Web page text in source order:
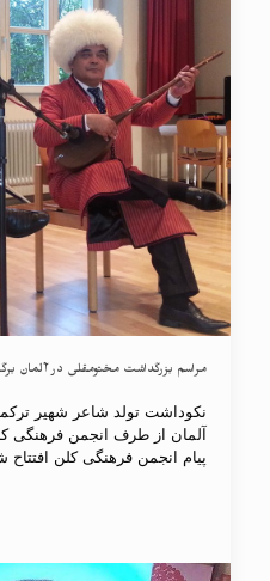
مراسم بزرگداشت مختومقلی در آلمان
نکوداشت تولد شاعر شهیر
آلمان از طرف انجمن فرهنگی
پیام انجمن فرهنگی کلن افتتاح